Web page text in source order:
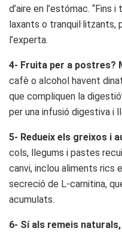
d’aire en l’estómac.
laxants o tranquil·litzants,
l’experta.
4- Fruita per a postres?
cafè o alcohol havent
que compliquen la
per una infusió digestiva i
5- Redueix els greixos i
cols, llegums i pastes
canvi, inclou aliments rics
secreció de L-carnitina,
acumulats.
6- Sí als remeis